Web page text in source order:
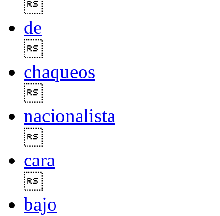
de
chaqueos
nacionalista
cara
bajo